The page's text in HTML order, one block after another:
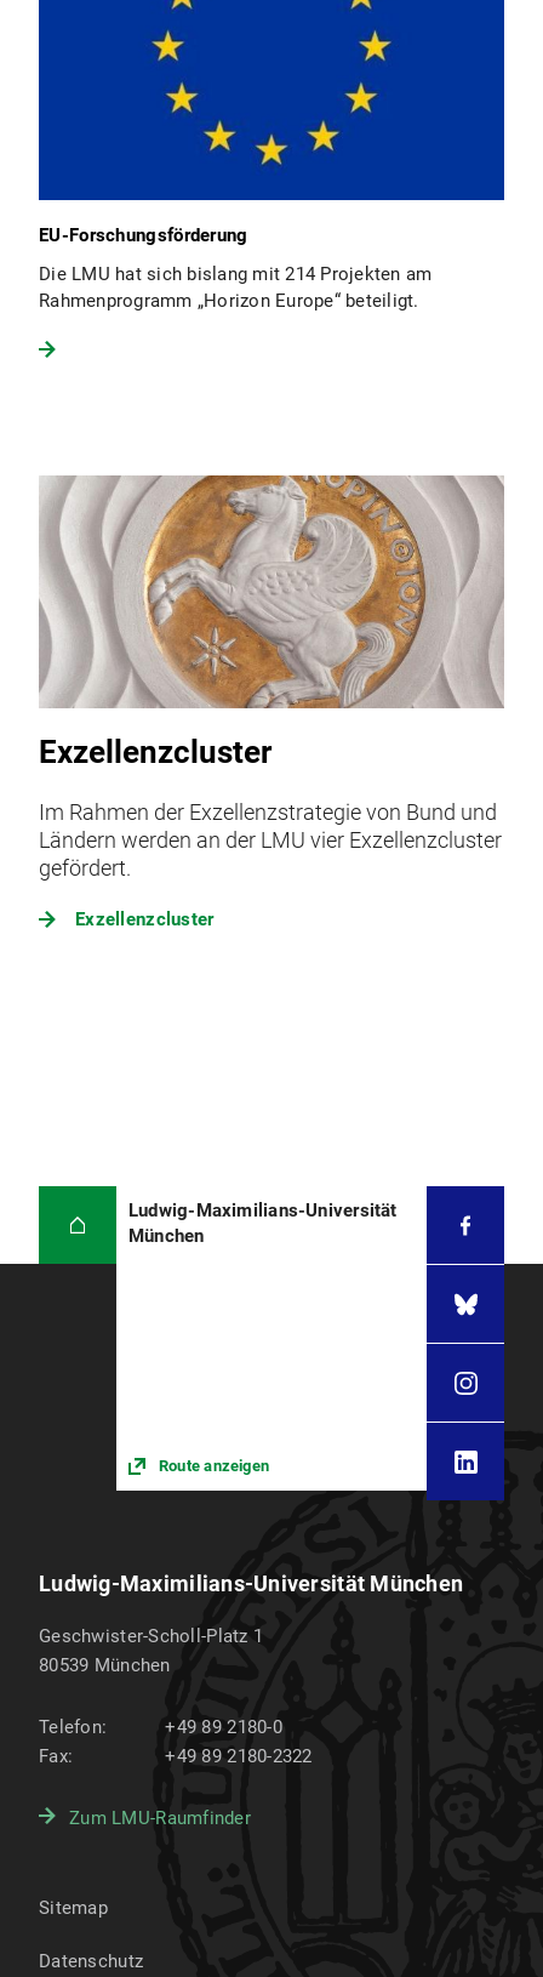
EU-Forschungsförderung
Die LMU hat sich bislang mit 214 Projekten am
Rahmenprogramm „Horizon Europe“ beteiligt.
Exzellenzcluster
Im Rahmen der Exzellenzstrategie von Bund und
Ländern werden an der LMU vier Exzellenzcluster
gefördert.
Exzellenzcluster
Ludwig-Maximilians-Universität
München
Route anzeigen
Ludwig-Maximilians-Universität München
Geschwister-Scholl-Platz 1
80539 München
Telefon:
+49 89 2180-0
Fax:
+49 89 2180-2322
Zum LMU-Raumfinder
Sitemap
Datenschutz